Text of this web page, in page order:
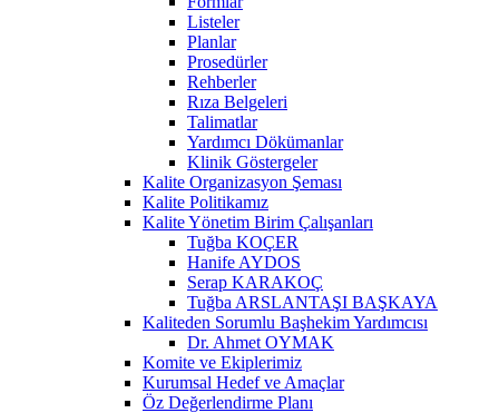
Listeler
Planlar
Prosedürler
Rehberler
Rıza Belgeleri
Talimatlar
Yardımcı Dökümanlar
Klinik Göstergeler
Kalite Organizasyon Şeması
Kalite Politikamız
Kalite Yönetim Birim Çalışanları
Tuğba KOÇER
Hanife AYDOS
Serap KARAKOÇ
Tuğba ARSLANTAŞI BAŞKAYA
Kaliteden Sorumlu Başhekim Yardımcısı
Dr. Ahmet OYMAK
Komite ve Ekiplerimiz
Kurumsal Hedef ve Amaçlar
Öz Değerlendirme Planı